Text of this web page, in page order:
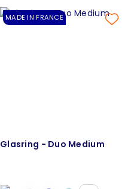
MADE IN FRANCE
Glasring - Duo Medium